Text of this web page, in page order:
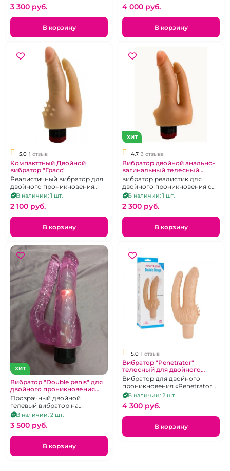
3 300 pуб.
В корзину
4 000 pуб.
В корзину
5.0 1 отзыв
Компакттный Двойной
вибратор "Грасс"
Реалистичный вибратор для
двойного проникновения
телесного цвета.
В наличии: 1 шт.
2 100 pуб.
В корзину
ХИТ
4.7 3 отзыва
Вибратор двойной анально-
вагинальный телесный
"Грасс"
вибратор реалистик для
двойного проникновения с
двумя головками.
В наличии: 1 шт.
2 300 pуб.
В корзину
ХИТ
Вибратор "Double penis" для
двойного проникновения
сиреневый
Прозрачный двойной
гелевый вибратор на
батарейках
В наличии: 2 шт.
3 500 pуб.
В корзину
5.0 1 отзыв
Вибратор "Penetrator"
телесный для двойного
проникновения
Вибратор для двойного
проникновения «Penetrator
Double Dong»
В наличии: 2 шт.
4 300 pуб.
В корзину